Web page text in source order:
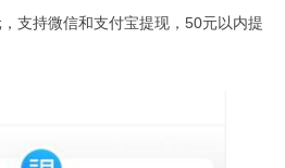
支持微信和支付宝提现，50元以内提